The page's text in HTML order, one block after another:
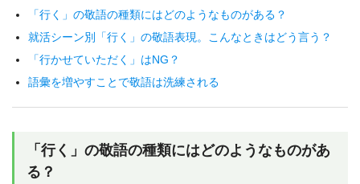
「行く」の敬語の種類にはどのようなものがある？
就活シーン別「行く」の敬語表現。こんなときはどう言う？
「行かせていただく」はNG？
語彙を増やすことで敬語は洗練される
「行く」の敬語の種類にはどのようなものがあ
る？